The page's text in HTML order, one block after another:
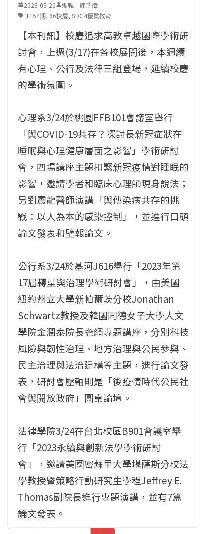
2023-03-20
編輯｜陳瑞斌
1154期, 66校慶, SDG4優質教育
【本刊訊】校慶追求高教卓越國際學術研
討會，上週(3/17)在各校展開後，本週續
有心理、公行及法律三組登場，延續校慶
的學術氛圍。
心理系3/24於桃園FFB101會議室舉行
「與COVID-19共存？探討長新冠症狀在
睡眠與心理健康層面之影響」學術研討
會，四場講座主題扣緊新冠疫情對睡眠的
影響，邀請學者和臨床心理師現身說法；
另劉震龍醫師演講「與傳染病共存的挑
戰：以人為本的感染控制」，並進行口頭
論文發表和壁報論文。
公行系3/24於基河J616舉行「2023年第
17屆轉型與治理學術研討會」，由美國
紐約州立大學新帕爾茨分校Jonathan
Schwartz教授及韓國同德女子大學人文
學院金潤泰院長擔綱專題講座，分別科技
風險與韌性治理、地方治理與公民參與、
民主治理與法治建構等主題，進行論文發
表，研討會壓軸則是「後疫情時代公民社
會與開放政府」圓桌論壇。
法律學院3/24在台北校區B901會議室舉
行「2023永續與創新法學學術研討
會」，邀請美國密蘇里大學堪薩斯分校法
學教授暨策略行動研究生學程Jeffrey E.
Thomas副院長進行專題演講，並有7篇
論文發表。